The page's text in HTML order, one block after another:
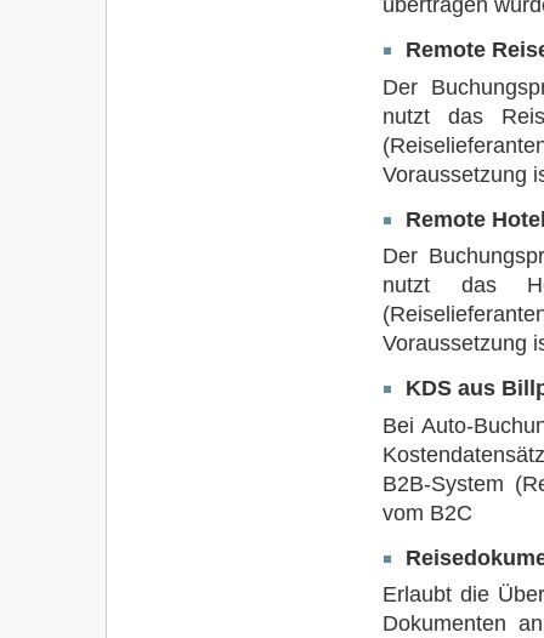
Remote
Der
nutzt das
Voraussetzung
Remote
Der
nutzt das
Voraussetzung
KDS aus
Bei Auto-
B2B-System
vom B2C
Erlaubt die
Dokumenten